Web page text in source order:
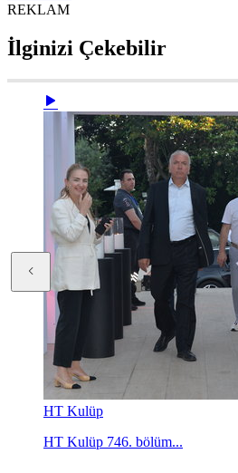
REKLAM
İlginizi Çekebilir
HT Kulüp
HT Kulüp 746. bölüm...